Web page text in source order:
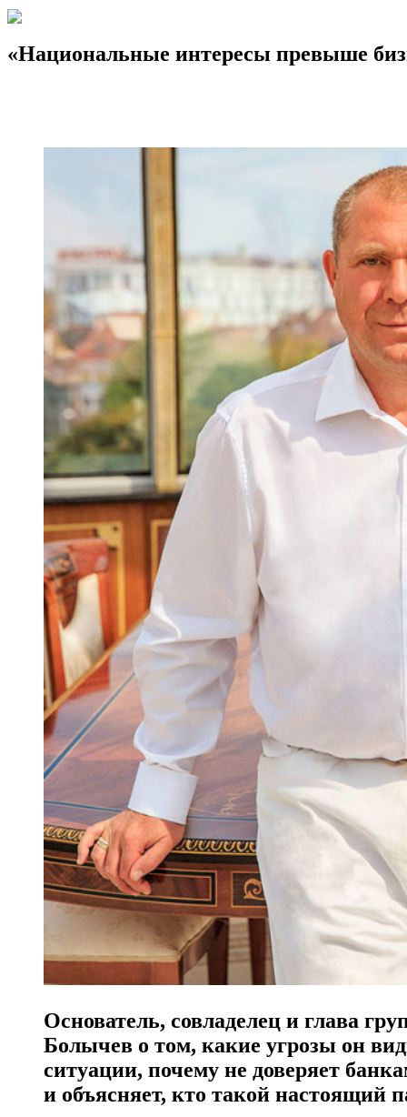
«Национальные интересы превыше
Основатель, совладелец и глава
Болычев о том, какие угрозы он
ситуации, почему не доверяет
и объясняет, кто такой настоящий